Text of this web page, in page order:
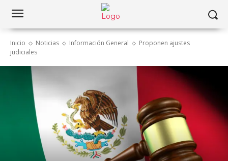
Inicio Noticias Información General
Proponen ajustes
judiciales